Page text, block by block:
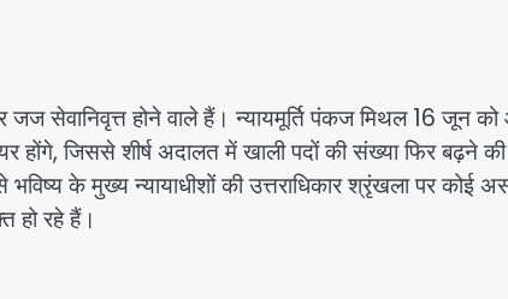
सेवानिवृत्त होने वाले हैं। न्यायमूर्ति पंकज मिथल 16 जून
होंगे, जिससे शीर्ष अदालत में खाली पदों की संख्या फिर बढ़ने की
भविष्य के मुख्य न्यायाधीशों की उत्तराधिकार श्रृंखला पर कोई
हो रहे हैं।